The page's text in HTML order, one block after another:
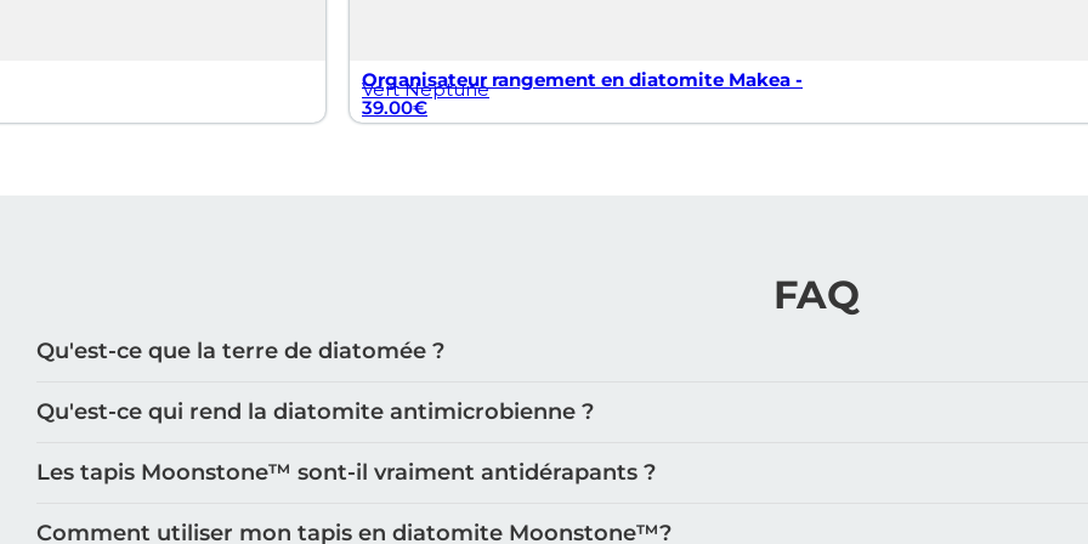
Organisateur rangement en diatomite Makea -
Vert Neptune
39.00€
FAQ